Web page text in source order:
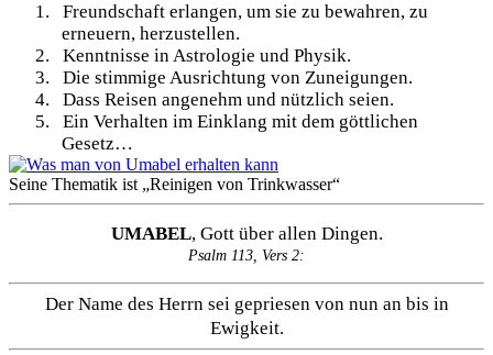
1.
Freundschaft erlangen, um sie zu bewahren, zu
erneuern, herzustellen.
2.
Kenntnisse in Astrologie und Physik.
3.
Die stimmige Ausrichtung von Zuneigungen.
4.
Dass Reisen angenehm und nützlich seien.
5.
Ein Verhalten im Einklang mit dem göttlichen
Gesetz…
Seine Thematik ist „Reinigen von Trinkwasser“
UMABEL, Gott über allen Dingen.
Psalm 113, Vers 2:
Der Name des Herrn sei gepriesen von nun an bis in
Ewigkeit.